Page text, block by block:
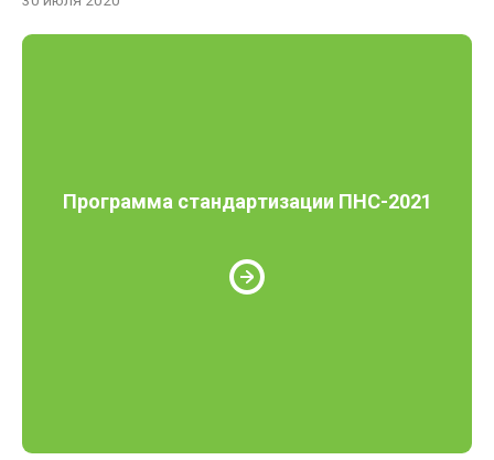
Программа стандартизации ПНС-2021